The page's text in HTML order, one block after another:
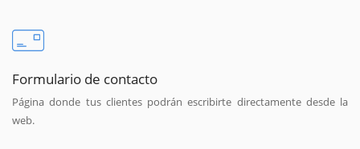
Formulario de contacto
Página donde tus clientes podrán escribirte directamente desde la
web.